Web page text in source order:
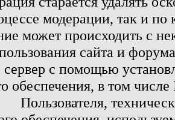
модерации, так и по
может происходить с
сайта и
сервер с помощью
обеспечения, в том
Пользователя,